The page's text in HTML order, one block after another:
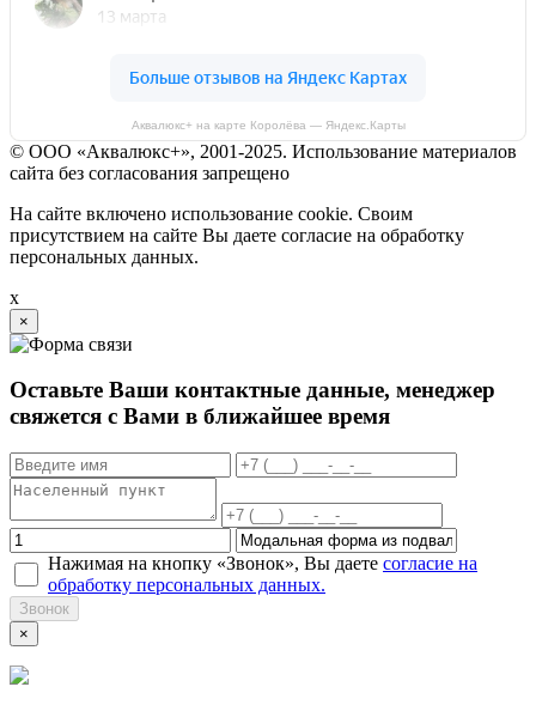
Аквалюкс+ на карте Королёва — Яндекс.Карты
© ООО «Аквалюкс+», 2001-2025. Использование материалов
сайта без согласования запрещено
На сайте включено использование cookie. Своим
присутствием на сайте Вы даете согласие на обработку
персональных данных.
x
×
Оставьте Ваши контактные данные, менеджер
свяжется с Вами в ближайшее время
Нажимая на кнопку «Звонок», Вы даете согласие на
обработку персональных данных.
Звонок
×